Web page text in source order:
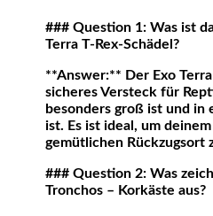
### Question 1: Was ist
Terra T-Rex-Schädel?
**Answer:** Der Exo
sicheres Versteck für
besonders groß ist und in
ist. Es ist ideal, um
gemütlichen Rückzugsort
### Question 2: Was
Tronchos – Korkäste aus?